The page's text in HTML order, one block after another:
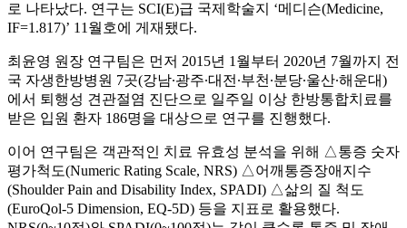
로 나타났다. 연구는 SCI(E)급 국제학술지 ‘메디슨(Medicine,
IF=1.817)’ 11월호에 게재됐다.
최윤영 원장 연구팀은 먼저 2015년 1월부터 2020년 7월까지 전
국 자생한방병원 7곳(강남∙광주∙대전∙부천∙분당∙울산∙해운대)
에서 퇴행성 견관절염 진단으로 일주일 이상 한방통합치료를
받은 입원 환자 186명을 대상으로 연구를 진행했다.
이어 연구팀은 객관적인 치료 유효성 분석을 위해 △통증 숫자
평가척도(Numeric Rating Scale, NRS) △어깨통증장애지수
(Shoulder Pain and Disability Index, SPADI) △삶의 질 척도
(EuroQol-5 Dimension, EQ-5D) 등을 지표로 활용했다.